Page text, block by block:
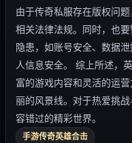
由于传奇私服存在版权问
相关法律法规。同时，也
隐患，如账号安全、数据
人信息安全。 综上所述，
富的游戏内容和灵活的运
丽的风景线。对于热爱挑
容错过的精彩世界。
手游传奇英雄合击